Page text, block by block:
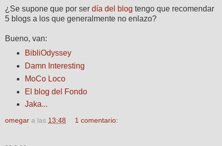
¿Se supone que por ser día del blog tengo que recomendar
5 blogs a los que generalmente no enlazo?
Bueno, van:
BibliOdyssey
Damn Interesting
MoCo Loco
El blog del Fondo
Jaka...
omegar a las 13:48 1 comentario: